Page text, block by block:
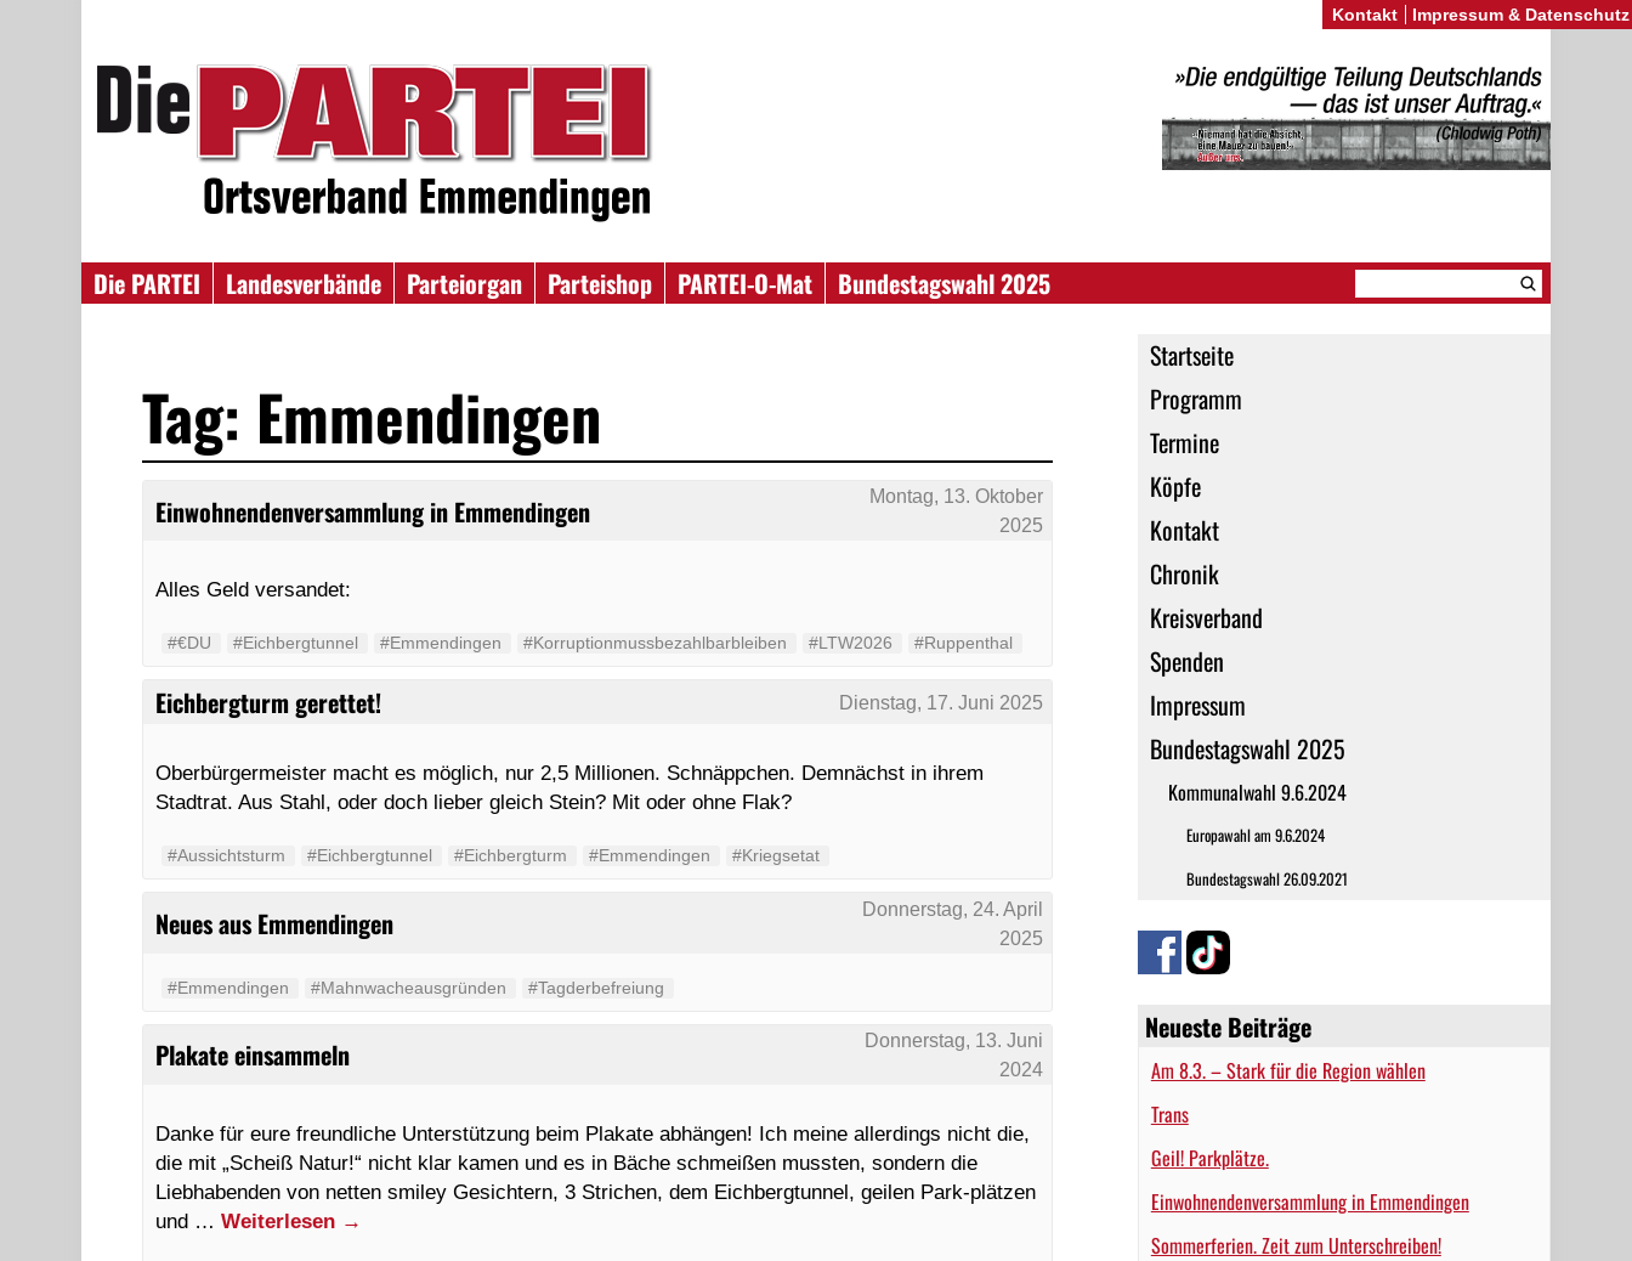
Die PARTEI Landesverbände Parteiorgan Parteishop PARTEI-O-Mat
Bundestagswahl 2025
Startseite
Programm
Termine
Köpfe
Kontakt
Chronik
Kreisverband
Spenden
Impressum
Bundestagswahl 2025
Kommunalwahl 9.6.2024
Europawahl am 9.6.2024
Bundestagswahl 26.09.2021
Neueste Beiträge
Am 8.3. – Stark für die Region wählen
Trans
Geil! Parkplätze.
Einwohnendenversammlung in Emmendingen
Sommerferien. Zeit zum Unterschreiben!
Tag: Emmendingen
Einwohnendenversammlung in Emmendingen
Montag, 13. Oktober
2025
Alles Geld versandet:
#€DU #Eichbergtunnel #Emmendingen #Korruptionmussbezahlbarbleiben #LTW2026 #Ruppenthal
Eichbergturm gerettet! Dienstag, 17. Juni 2025
Oberbürgermeister macht es möglich, nur 2,5 Millionen. Schnäppchen. Demnächst in ihrem
Stadtrat. Aus Stahl, oder doch lieber gleich Stein? Mit oder ohne Flak?
#Aussichtsturm #Eichbergtunnel #Eichbergturm #Emmendingen #Kriegsetat
Neues aus Emmendingen
Donnerstag, 24. April
2025
#Emmendingen #Mahnwacheausgründen #Tagderbefreiung
Plakate einsammeln
Donnerstag, 13. Juni
2024
Danke für eure freundliche Unterstützung beim Plakate abhängen! Ich meine allerdings nicht die,
die mit „Scheiß Natur!“ nicht klar kamen und es in Bäche schmeißen mussten, sondern die
Liebhabenden von netten smiley Gesichtern, 3 Strichen, dem Eichbergtunnel, geilen Park-plätzen
und …Weiterlesen →
Kontakt Impressum & Datenschutz